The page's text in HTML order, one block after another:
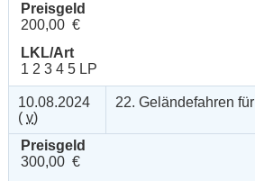
Preisgeld
200,00 €
LKL/Art
1 2 3 4 5 LP
10.08.2024
( v)
22. Geländefahren für
Preisgeld
300,00 €